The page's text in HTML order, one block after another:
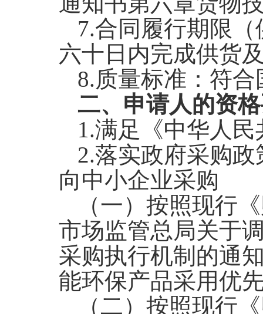
7.合同履行期限
六十日内完成供货
8.质量标准：符
二、申请人的资
1.满足《中华人
2.落实政府采购
向中小企业采购
（一）按照现行
市场监管总局关于
采购执行机制的通
能环保产品采用优
（二）按照现行